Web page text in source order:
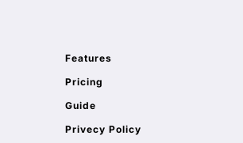
Features
Pricing
Guide
Privecy Policy